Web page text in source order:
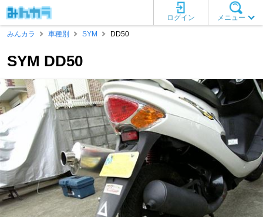
メニュー
ログイン
みんカラ
車種別 SYM DD50
SYM DD50